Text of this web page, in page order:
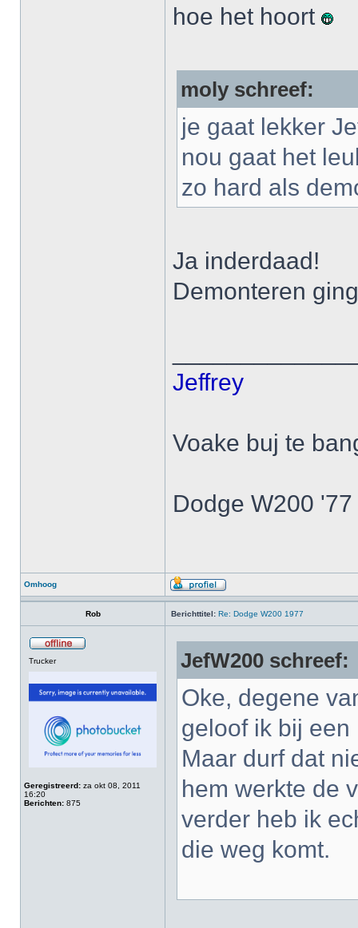
hoe het hoort
moly schreef:
je gaat lekker
nou gaat het
zo hard als
Ja inderdaad!
Demonteren
Jeffrey
Voake buj te
Dodge W200 '77
Omhoog
Rob Berichttitel: Re: Dodge W200 1977
Trucker
Geregistreerd: za okt 08, 2011
16:20
Berichten: 875
JefW200 schreef:
Oke, degene
geloof ik bij
Maar durf dat
hem werkte de
verder heb ik
die weg komt.